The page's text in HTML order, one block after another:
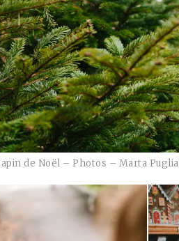
de Noël – Photos – Marta Puglia